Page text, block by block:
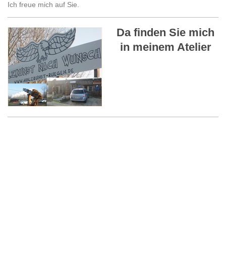
Ich freue mich auf Sie.
Da finden Sie mich
in meinem Atelier